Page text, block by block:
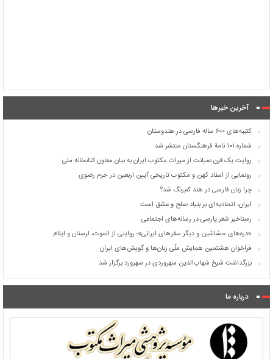
آخرین خبرها
کتیبه‌های ۶۰۰ ساله فارسی در هندوستان
شماره ۱۰۱ نامۀ فرهنگستان منتشر شد
روایت یک قرن صیانت از میراث مکتوب ایران به بیان معاون کتابخانه ملی
رونمایی از اسناد کهن و مکتوب تاریخی آیین اربعین در حرم رضوی
چرا زبان فارسی در هند کم‌رنگ شد؟
ایران، اتحادیه‌ای بر بنیاد صلح و عشق است
رستاخیز شعر پارسی در رسانه‌های اجتماعی
«دره‌های حشاشین و دیگر سفرهای ایرانی»؛ روایتی از الموت، لرستان و ایلام
فراخوان هشتمین همایش ملّی زبان‌ها و گویش‌های ایران
بزرگداشت شیخ شهاب‌الدین سهروردی در سهرورد برگزار شد
درباره ما